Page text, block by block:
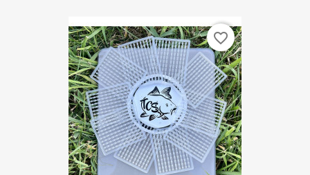
favorite_border